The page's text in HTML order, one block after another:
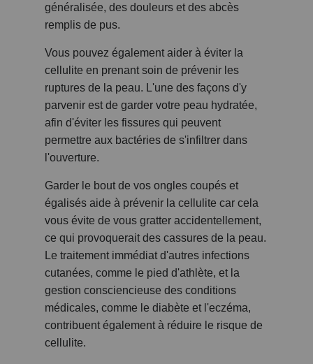
généralisée, des douleurs et des abcès
remplis de pus.
Vous pouvez également aider à éviter la
cellulite en prenant soin de prévenir les
ruptures de la peau. L'une des façons d'y
parvenir est de garder votre peau hydratée,
afin d'éviter les fissures qui peuvent
permettre aux bactéries de s'infiltrer dans
l'ouverture.
Garder le bout de vos ongles coupés et
égalisés aide à prévenir la cellulite car cela
vous évite de vous gratter accidentellement,
ce qui provoquerait des cassures de la peau.
Le traitement immédiat d'autres infections
cutanées, comme le pied d'athlète, et la
gestion consciencieuse des conditions
médicales, comme le diabète et l'eczéma,
contribuent également à réduire le risque de
cellulite.